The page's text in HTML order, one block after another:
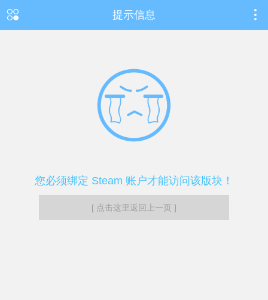
提示信息
您必须绑定 Steam 账户才能访问该版块！
[ 点击这里返回上一页 ]